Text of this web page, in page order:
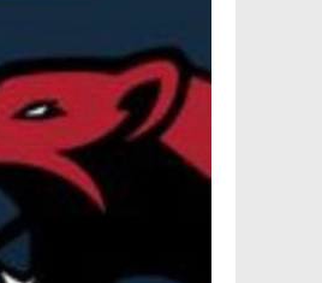
nella categoria
alla 5^ con 24”61,
classifica 20-esimo nei